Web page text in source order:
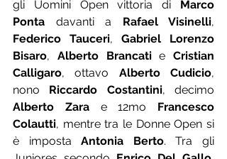
gli Uomini Open vittoria di Marco
Ponta davanti a Rafael Visinelli
Federico Tauceri, Gabriel Lorenzo
Bisaro, Alberto Brancati e Cristian
Calligaro, ottavo Alberto Cudicio,
nono Riccardo Costantini
Alberto Zara e 12mo Francesco
Colautti, mentre tra le Donne Open si
è imposta Antonia Berto. Tra gli